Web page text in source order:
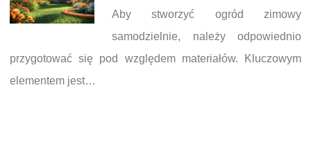
Aby stworzyć ogród zimowy
samodzielnie, należy odpowiednio
przygotować się pod względem materiałów. Kluczowym
elementem jest…